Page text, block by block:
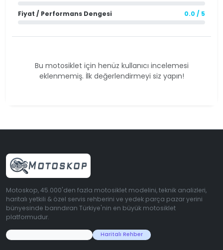
Fiyat / Performans Dengesi 0.0 / 5
Bu motosiklet için henüz kullanıcı incelemesi
eklenmemiş. İlk değerlendirmeyi siz yapın!
Motoskop, 45.000'den fazla motosiklet modelini, teknik analizleri,
haritalı yetkili & özel servis rehberini ve yedek parça pazar yerini
bünyesinde barındıran Türkiye'nin en büyük motosiklet
platformudur.
Haritalı Rehber